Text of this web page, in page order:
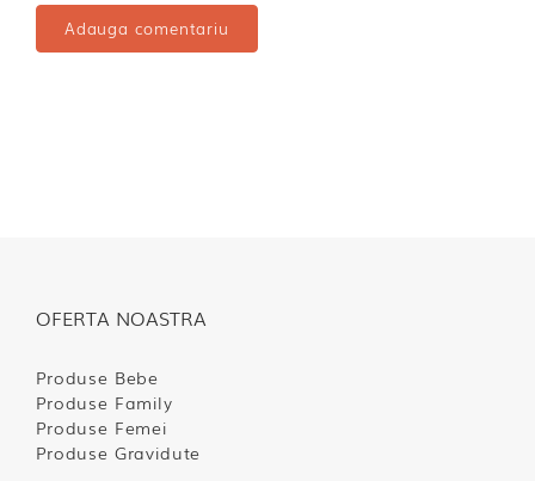
OFERTA NOASTRA
Produse Bebe
Produse Family
Produse Femei
Produse Gravidute